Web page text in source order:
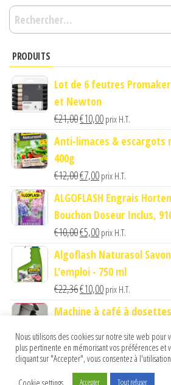
Rechercher :
PRODUITS
Lot de 6 feutres
et Newton
€21,00Le
prix
était :
€21,00.
€10,00Le
prix
est :
prix H.T.
Anti-limaces & escargots
400g
€12,00Le
prix
initial
était :
€12,00.
€7,00Le
prix
actuel
est :
€7,00.
prix H.T.
ALGOFLASH Engrais
Bouchon Doseur Inclus,
€10,00Le
prix
initial
était :
€5,00Le
prix
actuel
est :
€5,00.
prix H.T.
Algoflash Naturasol
L'emploi - 750 ml
€22,36Le
prix
était :
€22,36.
€10,00Le
prix
est :
€10,00.
prix H.T.
Machine à café à dosettes
€54,00Le
prix
initial
€35,00Le
prix
actuel
prix H.T.
Nous utilisons des cookies sur notre site web
plus pertinente en mémorisant vos préférences et
cliquant sur "Accepter", vous consentez à
Cookie settings
Accepter Tout refuser